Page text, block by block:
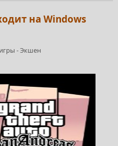
на Windows
-Экшен